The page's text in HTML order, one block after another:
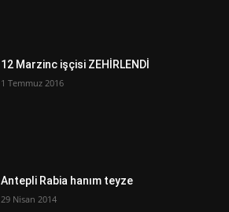
12 Marzinc işçisi ZEHİRLENDİ
1 Temmuz 2016
Antepli Rabia hanım teyze
29 Nisan 2014